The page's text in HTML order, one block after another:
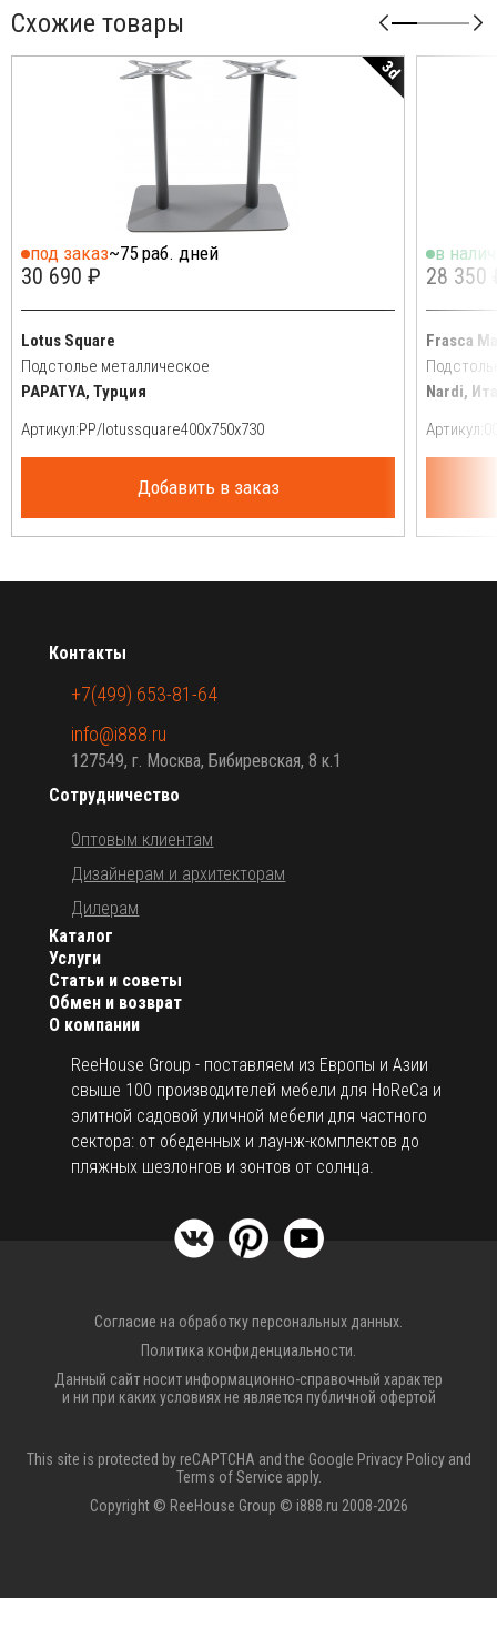
Схожие товары
3d
под заказ~75 раб. дней
30 690 ₽
Lotus Square
Подстолье металлическое
PAPATYA, Турция
Артикул:
Добавить в заказ
в
28 350
Frasca
Nardi,
Артикул:
О компании
ReeHouse Group - поставляем из Европы и Азии
свыше 100 производителей мебели для HoReCa и
элитной садовой уличной мебели для частного
сектора: от обеденных и лаунж-комплектов до
пляжных шезлонгов и зонтов от солнца.
Каталог
Услуги
Статьи и советы
Обмен и возврат
Сотрудничество
Оптовым клиентам
Дизайнерам и архитекторам
Дилерам
Контакты
+7(499) 653-81-64
info@i888.ru
127549, г. Москва, Бибиревская, 8 к.1
Согласие на обработку персональных данных.
Политика конфиденциальности.
Данный сайт носит информационно-справочный характер
и ни при каких условиях не является публичной офертой
This site is protected by reCAPTCHA and the Google Privacy Policyand
Terms of Service apply.
Copyright © ReeHouse Group © i888.ru 2008-2026